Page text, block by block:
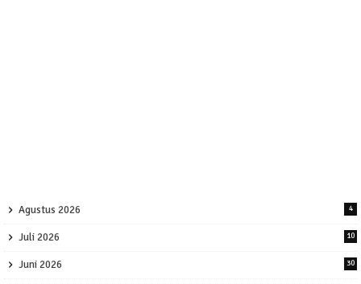
Agustus 2026 4
Juli 2026 10
Juni 2026 30